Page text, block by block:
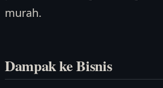
murah.
Dampak ke Bisnis